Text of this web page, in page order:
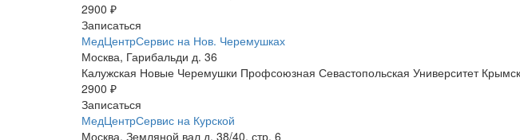
2900 ₽
Записаться
МедЦентрСервис на Нов. Черемушках
Москва, Гарибальди д. 36
Калужская Новые Черемушки Профсоюзная Севастопольская Университет
2900 ₽
Записаться
МедЦентрСервис на Курской
Москва, Земляной вал д. 38/40, стр. 6